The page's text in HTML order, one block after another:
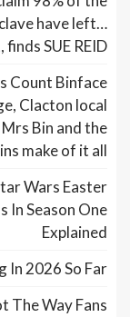
have left…
SUE REID
Count Binface
Clacton local
Bin and the
make of it all?
Wars Easter
In Season One
Explained
In 2026 So Far
The Way Fans